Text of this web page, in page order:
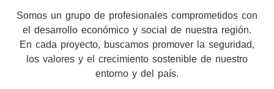
Somos un grupo de profesionales comprometidos con
el desarrollo económico y social de nuestra región.
En cada proyecto, buscamos promover la seguridad,
los valores y el crecimiento sostenible de nuestro
entorno y del país.